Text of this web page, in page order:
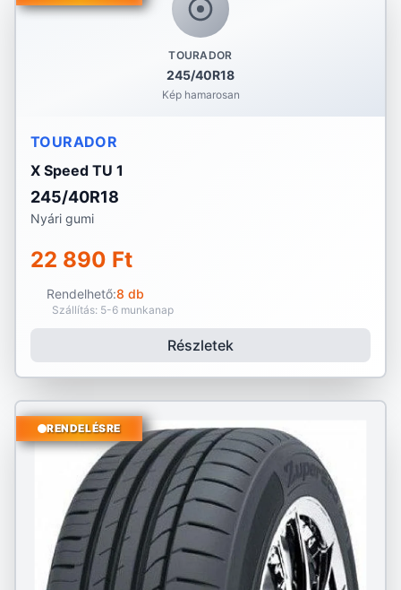
TOURADOR
245/40R18
Kép hamarosan
TOURADOR
X Speed TU 1
245/40R18
Nyári gumi
22 890 Ft
Rendelhető:8 db
Szállítás: 5-6 munkanap
Részletek
RENDELÉSRE